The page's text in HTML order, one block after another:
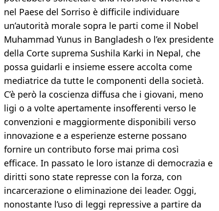
nel Paese del Sorriso è difficile individuare
un’autorità morale sopra le parti come il Nobel
Muhammad Yunus in Bangladesh o l’ex presidente
della Corte suprema Sushila Karki in Nepal, che
possa guidarli e insieme essere accolta come
mediatrice da tutte le componenti della società.
C’è però la coscienza diffusa che i giovani, meno
ligi o a volte apertamente insofferenti verso le
convenzioni e maggiormente disponibili verso
innovazione e a esperienze esterne possano
fornire un contributo forse mai prima così
efficace. In passato le loro istanze di democrazia e
diritti sono state represse con la forza, con
incarcerazione o eliminazione dei leader. Oggi,
nonostante l’uso di leggi repressive a partire da